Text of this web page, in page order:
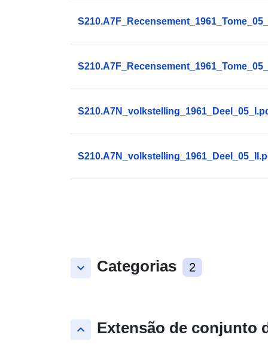
keyboard_arrow_down Categorias 2
keyboard_arrow_up Extensão de conjunto